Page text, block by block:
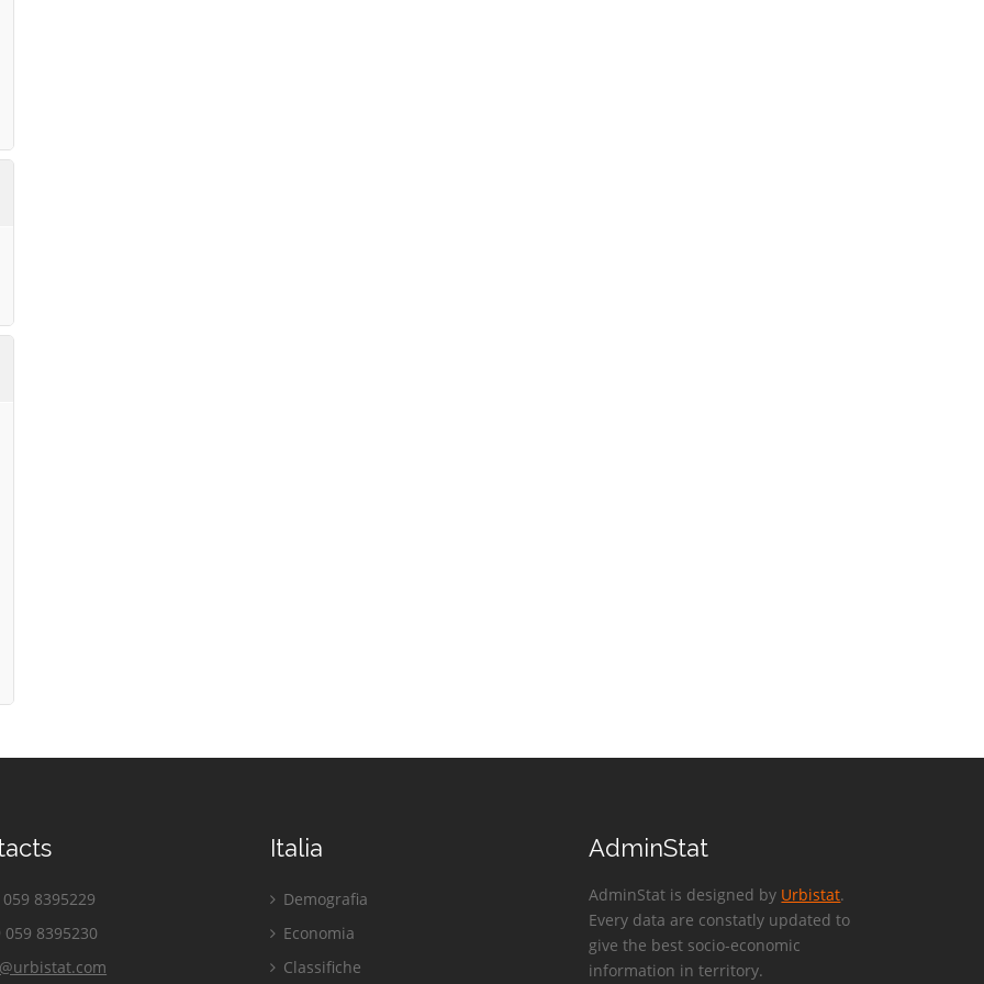
059 8395229
059 8395230
Italia
Demografia
Economia
Classifiche
AdminStat
AdminStat is designed by Urbistat.
Every data are constatly updated to
give the best socio-economic
information in territory.